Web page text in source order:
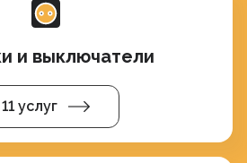
и выключатели
11 услуг